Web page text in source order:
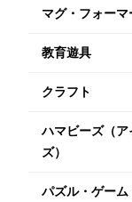
マグ・フォーマ
教育遊具
クラフト
ハマビーズ（ア
ズ）
パズル・ゲーム